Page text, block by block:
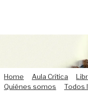
Home Aula Crítica
Quiénes somos
Todos